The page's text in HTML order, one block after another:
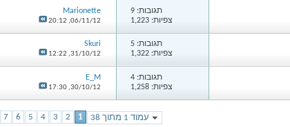
תגובות: 9
צפיות: 1,223
Marionette
06/11/12,
20:12
תגובות: 5
צפיות: 1,322
Skuri
31/10/12,
12:22
תגובות: 4
צפיות: 1,258
E_M
30/10/12,
17:30
עמוד 1 מתוך 38 1
2
3
4
5
6
7